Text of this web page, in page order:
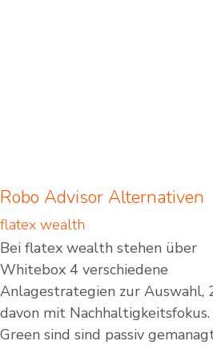
Robo Advisor Alternativen
flatex wealth
Bei flatex wealth stehen über
Whitebox 4 verschiedene
Anlagestrategien zur Auswahl,
davon mit
Green sind sind passiv